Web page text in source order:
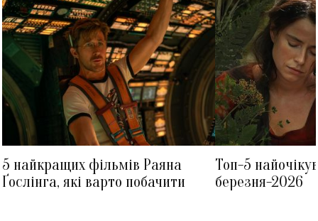
5 найкращих фільмів Раяна
Ґослінга, які варто побачити
Топ-5
березня-2026